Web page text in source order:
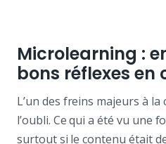
Microlearning :
bons réflexes en
L’un des freins majeurs à
l’oubli. Ce qui a été vu une
surtout si le contenu était